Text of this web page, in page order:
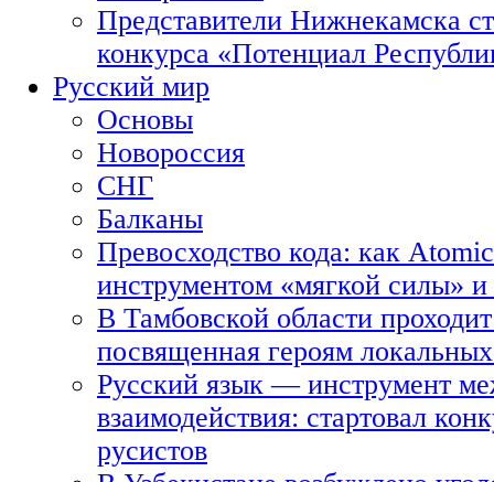
Представители Нижнекамска
конкурса «Потенциал
Русский мир
Основы
Новороссия
СНГ
Балканы
Превосходство кода: как
инструментом «мягкой силы» и
В Тамбовской области
посвященная героям
Русский язык — инструмент
взаимодействия: стартовал
русистов